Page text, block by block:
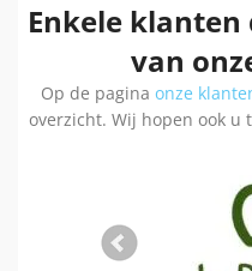
Enkele
van
Op de pagina onze
overzicht. Wij hopen ook u